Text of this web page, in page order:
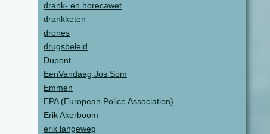
drank- en horecawet
drankketen
drones
drugsbeleid
Dupont
EenVandaag Jos Som
Emmen
EPA (European Police Association)
Erik Akerboom
erik langeweg